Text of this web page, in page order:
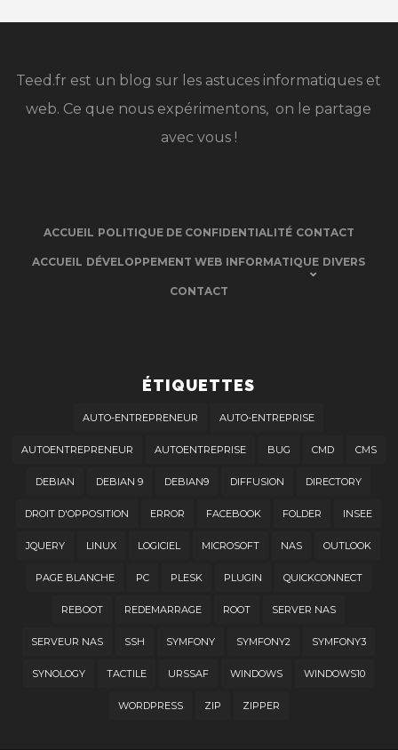
Teed.fr est un blog sur les astuces informatiques et
web. Ce que nous expérimentons, on le partage
avec vous !
ACCUEIL POLITIQUE DE CONFIDENTIALITÉ CONTACT
ACCUEIL DÉVELOPPEMENT WEB INFORMATIQUE DIVERS
CONTACT
ÉTIQUETTES
AUTO-ENTREPRENEUR AUTO-ENTREPRISE
AUTOENTREPRENEUR AUTOENTREPRISE BUG CMD CMS
DEBIAN DEBIAN 9 DEBIAN9 DIFFUSION DIRECTORY
DROIT D'OPPOSITION ERROR FACEBOOK FOLDER INSEE
JQUERY LINUX LOGICIEL MICROSOFT NAS OUTLOOK
PAGE BLANCHE PC PLESK PLUGIN QUICKCONNECT
REBOOT REDEMARRAGE ROOT SERVER NAS
SERVEUR NAS SSH SYMFONY SYMFONY2 SYMFONY3
SYNOLOGY TACTILE URSSAF WINDOWS WINDOWS10
WORDPRESS ZIP ZIPPER